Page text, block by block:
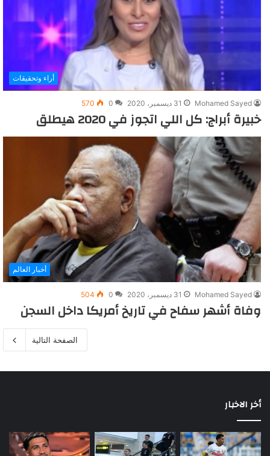
أراء وتحقيقات
Mohamed Sayed 31 ديسمبر، 2020 0
570
خبيرة أبراج: كل اللي اتجوز في 2020 هيطلق
أخبار العالم
Mohamed Sayed 31 ديسمبر، 2020 0
504
وفاة أشهر سفاح في تاريخ أمريكا داخل السجن‎
الصفحة التالية
أخر الاخبار